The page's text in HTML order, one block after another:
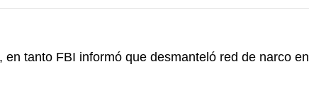
tanto FBI informó que desmanteló red de narco en